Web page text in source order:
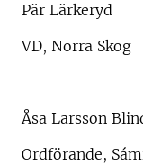
Pär Lärkeryd
VD, Norra Skog
Åsa Larsson
Ordförande,